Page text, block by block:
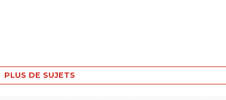
PLUS DE SUJETS